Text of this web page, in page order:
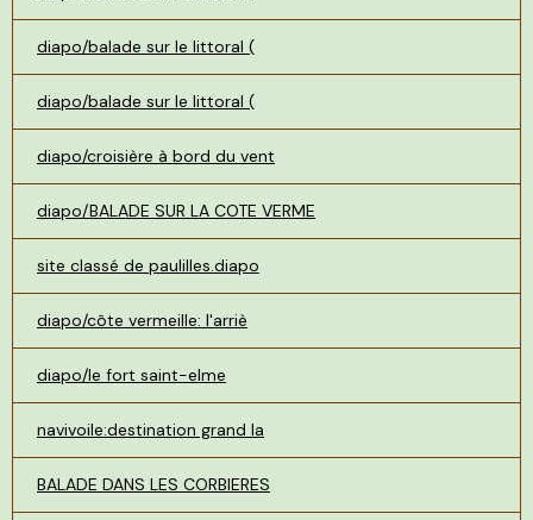
diapo/balade sur le littoral (
diapo/balade sur le littoral (
diapo/croisière à bord du vent
diapo/BALADE SUR LA COTE VERME
site classé de paulilles.diapo
diapo/côte vermeille: l'arriè
diapo/le fort saint-elme
navivoile:destination grand la
BALADE DANS LES CORBIERES